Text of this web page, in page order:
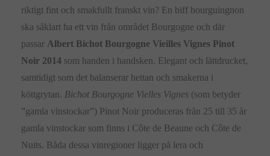
riktigt fint och smakfullt franskt vin? En biff bourguingnon
ska såklart ha ett vin från området Bourgogne och där
passar Albert Bichot Bourgogne Vieilles Vignes Pinot
Noir 2014 som handen i handsken. Elegant och lättdrucket,
samtidigt som det balanserar hettan och smakerna i
köttgrytan. Bichot Bourgogne Vielles Vignes (som betyder
”gamla vinstockar”) Pinot Noir produceras från 25 till 35 år
gamla vinstockar som finns i Côte de Beaune och Côte de
Nuits. Båda dessa vinregioner ligger på lera och